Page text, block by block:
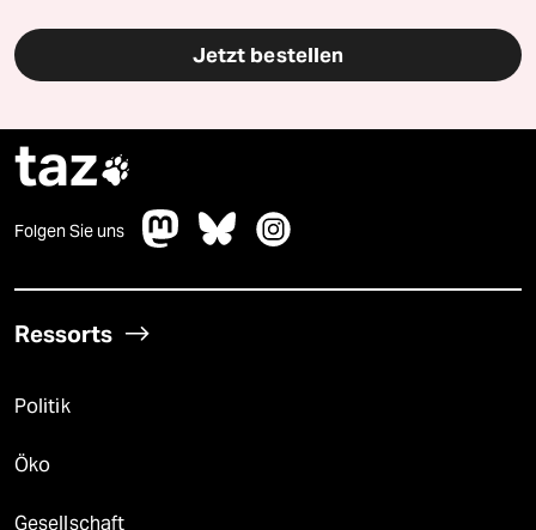
Jetzt bestellen
taz
Folgen Sie uns
Ressorts
Politik
Öko
Gesellschaft